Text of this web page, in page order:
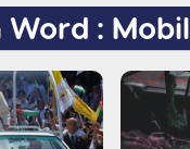
Word : Mobil